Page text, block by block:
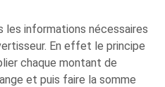
les informations nécessaires
En effet le principe
chaque montant de
et puis faire la somme